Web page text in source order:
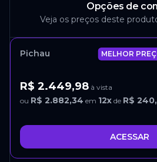
Opções de
Veja os preços deste
Pichau MELHOR
R$ 2.449,98 à vista
ou R$ 2.882,34 em 12x de R$
ACESSAR